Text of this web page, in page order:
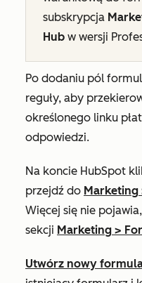
subskrypcja
Hub w wersji
Po dodaniu pól
reguły, aby
określonego linku
odpowiedzi.
Na koncie HubSpot
przejdź do Marketing
Więcej się nie
sekcji Marketing >
Utwórz nowy